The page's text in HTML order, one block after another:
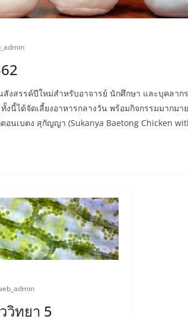
งสรรค์ปีใหม่สำหรับอาจารย์ นักศึกษา และบุคลา
นี้ได้จัดเลี้ยงอาหารกลางวัน พร้อมกิจกรรมมากม
อนเบตง สุกัญญา (Sukanya Baetong Chicken
ทยา 5